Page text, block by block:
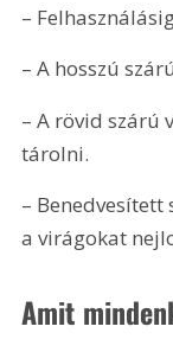
–
– A hosszú
– A rövid szárú
tárolni.
–
a virágokat
Amit